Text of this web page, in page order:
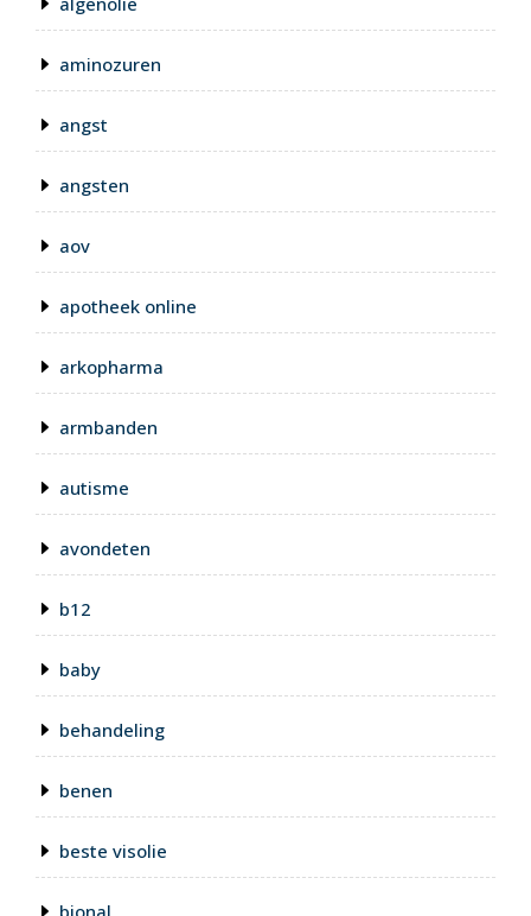
aminozuren
angst
angsten
aov
apotheek online
arkopharma
armbanden
autisme
avondeten
b12
baby
behandeling
benen
beste visolie